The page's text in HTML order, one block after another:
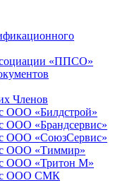
«ППСО»
Членов
ООО «Билдстрой»
ООО «Брандсервис»
ООО «СоюзСервис»
ООО «Тиммир»
ООО «Тритон М»
ООО СМК